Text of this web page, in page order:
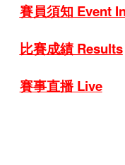
賽員須知 Event
比賽成績 Results
賽事直播 Live